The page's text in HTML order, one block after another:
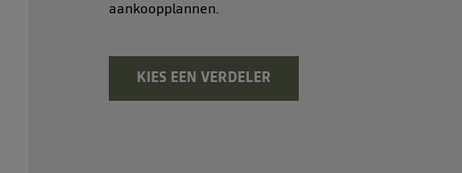
aankoopplannen.
KIES EEN VERDELER